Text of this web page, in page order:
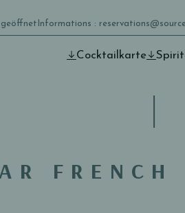
geöffnet Informations :
Cocktailkarte
FRENCH